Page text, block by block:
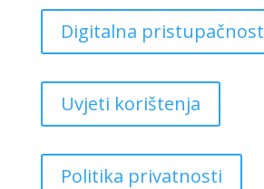
Digitalna pristupačnost
Uvjeti korištenja
Politika privatnosti